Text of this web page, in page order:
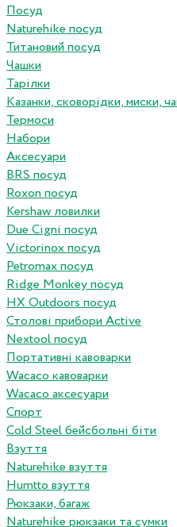
Посуд
Naturehike посуд
Титановий посуд
Чашки
Тарілки
Казанки, сковорідки, миски,
Термоси
Набори
Аксесуари
BRS посуд
Roxon посуд
Kershaw ловилки
Due Cigni посуд
Victorinox посуд
Petromax посуд
Ridge Monkey посуд
HX Outdoors посуд
Столові прибори Active
Nextool посуд
Портативні кавоварки
Wacaco кавоварки
Wacaco аксесуари
Спорт
Cold Steel бейсбольні біти
Взуття
Naturehike взуття
Humtto взуття
Рюкзаки, багаж
Naturehike рюкзаки та сумки